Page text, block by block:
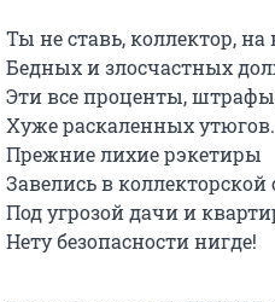
Ты не ставь, коллектор, на
Бедных и злосчастных
Эти все проценты,
Хуже раскаленных утюгов.
Прежние лихие рэкетиры
Завелись в коллекторской
Под угрозой дачи и
Нету безопасности нигде!